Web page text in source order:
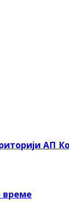
АП
време